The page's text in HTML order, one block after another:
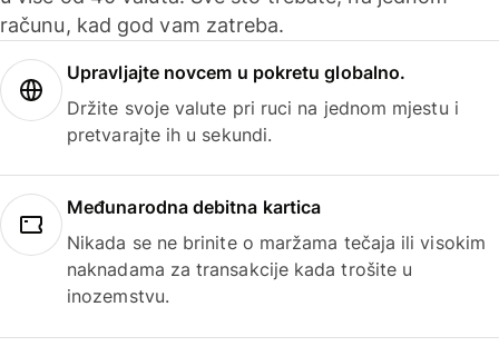
računu, kad god vam zatreba.
Upravljajte novcem u pokretu globalno.
Držite svoje valute pri ruci na jednom mjestu i
pretvarajte ih u sekundi.
Međunarodna debitna kartica
Nikada se ne brinite o maržama tečaja ili visokim
naknadama za transakcije kada trošite u
inozemstvu.